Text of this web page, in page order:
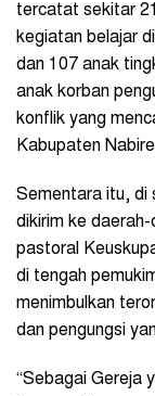
tercatat sekitar
kegiatan belajar
dan 107 anak
anak korban
konflik yang
Kabupaten
Sementara itu, di
dikirim ke
pastoral
di tengah
menimbulkan
dan pengungsi
“Sebagai Gereja